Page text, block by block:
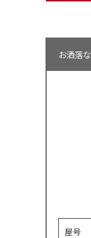
お洒落
屋号